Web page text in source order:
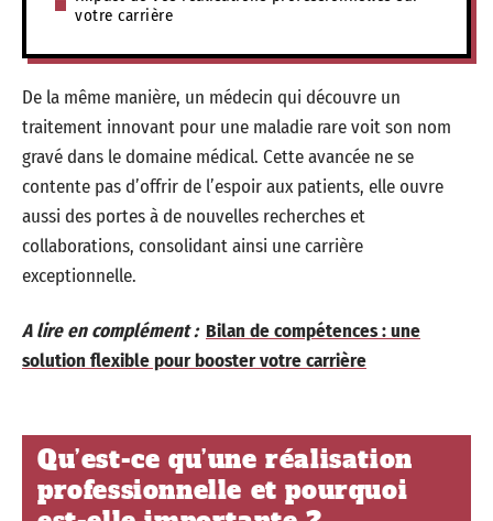
votre carrière
De la même manière, un médecin qui découvre un
traitement innovant pour une maladie rare voit son nom
gravé dans le domaine médical. Cette avancée ne se
contente pas d’offrir de l’espoir aux patients, elle ouvre
aussi des portes à de nouvelles recherches et
collaborations, consolidant ainsi une carrière
exceptionnelle.
A lire en complément : Bilan de compétences : une
solution flexible pour booster votre carrière
Qu’est-ce qu’une réalisation
professionnelle et pourquoi